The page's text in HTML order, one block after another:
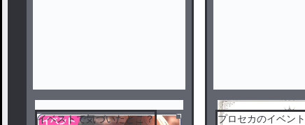
イベストで気づいたとこ？ プロセカのイベン